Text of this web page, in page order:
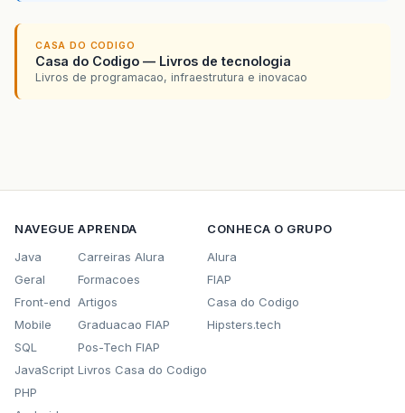
CASA DO CODIGO
Casa do Codigo — Livros de tecnologia
Livros de programacao, infraestrutura e inovacao
NAVEGUE
Java
Geral
Front-end
Mobile
SQL
JavaScript
PHP
APRENDA
Carreiras Alura
Formacoes
Artigos
Graduacao FIAP
Pos-Tech FIAP
Livros Casa do Codigo
CONHECA O GRUPO
Alura
FIAP
Casa do Codigo
Hipsters.tech